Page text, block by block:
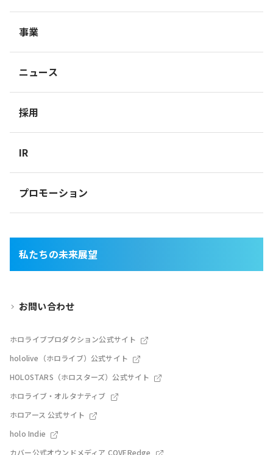
事業
ニュース
採用
IR
プロモーション
私たちの未来展望
お問い合わせ
ホロライブプロダクション公式サイト
hololive（ホロライブ）公式サイト
HOLOSTARS（ホロスターズ）公式サイト
ホロライブ・オルタナティブ
ホロアース 公式サイト
holo Indie
カバー公式オウンドメディア COVERedge